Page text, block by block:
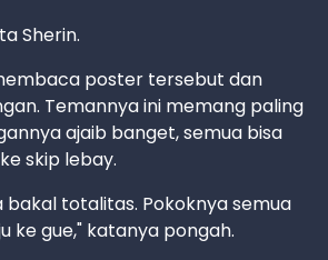
Sherin.
poster tersebut dan
Temannya ini memang paling
ajaib banget, semua bisa
skip lebay.
bakal totalitas. Pokoknya semua
ke gue," katanya pongah.